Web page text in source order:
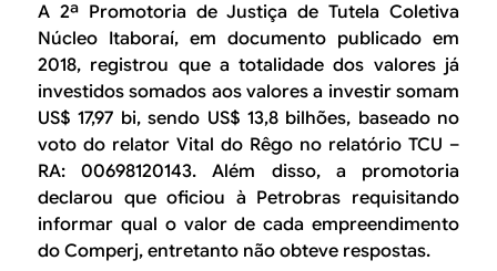
A 2ª Promotoria de Justiça de Tutela Coletiva
Núcleo Itaboraí, em documento publicado em
2018, registrou que a totalidade dos valores já
investidos somados aos valores a investir somam
US$ 17,97 bi, sendo US$ 13,8 bilhões, baseado no
voto do relator Vital do Rêgo no relatório TCU –
RA: 00698120143. Além disso, a promotoria
declarou que oficiou à Petrobras requisitando
informar qual o valor de cada empreendimento
do Comperj, entretanto não obteve respostas.